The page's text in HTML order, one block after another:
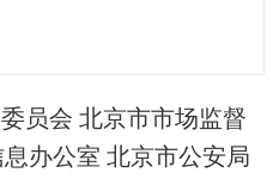
公开
员会 北京市市场监督
办公室 北京市公安局